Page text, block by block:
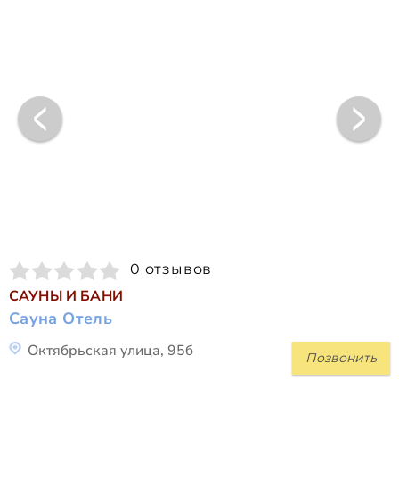
0 отзывов
САУНЫ И БАНИ
Сауна Отель
Позвонить
Октябрьская улица, 95б